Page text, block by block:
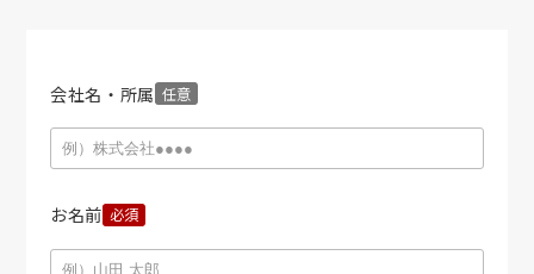
会社名・所属
お名前